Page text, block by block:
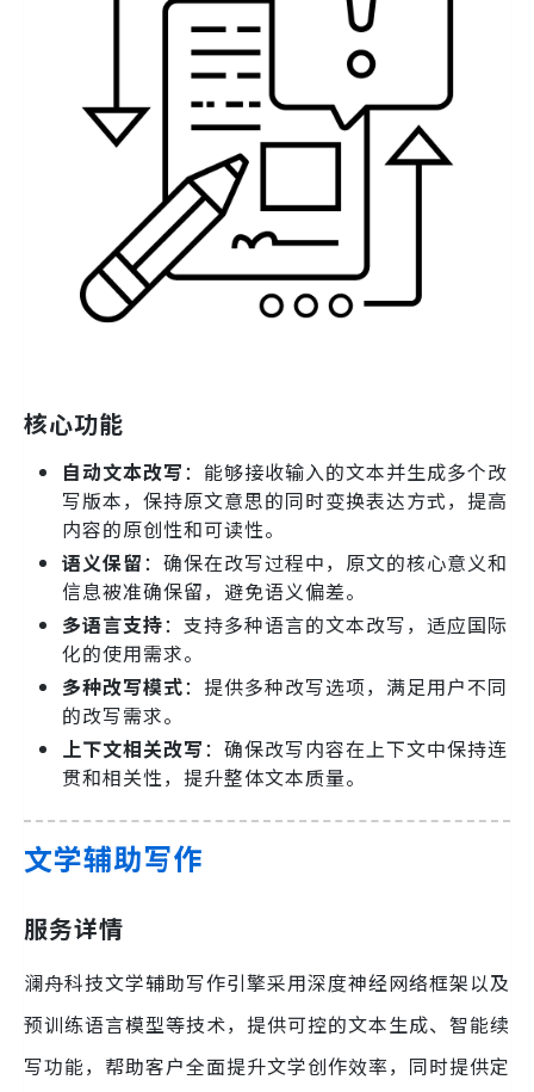
核心功能
自动文本改写：能够接收输入的文本并生成多个改
写版本，保持原文意思的同时变换表达方式，提高
内容的原创性和可读性。
语义保留：确保在改写过程中，原文的核心意义和
信息被准确保留，避免语义偏差。
多语言支持：支持多种语言的文本改写，适应国际
化的使用需求。
多种改写模式：提供多种改写选项，满足用户不同
的改写需求。
上下文相关改写：确保改写内容在上下文中保持连
贯和相关性，提升整体文本质量。
文学辅助写作
服务详情
澜舟科技文学辅助写作引擎采用深度神经网络框架以及
预训练语言模型等技术，提供可控的文本生成、智能续
写功能，帮助客户全面提升文学创作效率，同时提供定